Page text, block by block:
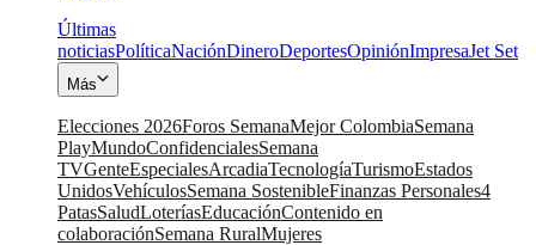
Últimas
noticiasPolíticaNaciónDineroDeportesOpiniónImpresaJet Set
Más
Elecciones 2026Foros SemanaMejor ColombiaSemana
PlayMundoConfidencialesSemana
TVGenteEspecialesArcadiaTecnologíaTurismoEstados
UnidosVehículosSemana SostenibleFinanzas Personales4
PatasSaludLoteríasEducaciónContenido en
colaboraciónSemana RuralMujeres